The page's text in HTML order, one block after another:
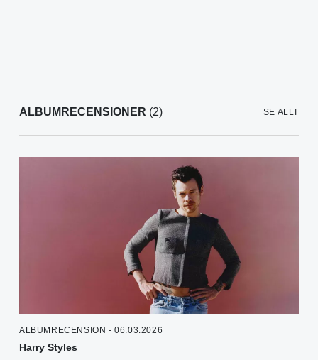
ALBUMRECENSIONER (2) SE ALLT
ALBUMRECENSION - 06.03.2026
Harry Styles